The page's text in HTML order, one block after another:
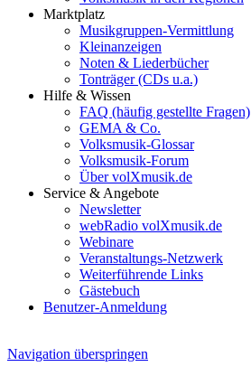
Marktplatz
Musikgruppen-Vermittlung
Kleinanzeigen
Noten & Liederbücher
Tonträger (CDs u.a.)
Hilfe & Wissen
FAQ (häufig gestellte Fragen)
GEMA & Co.
Volksmusik-Glossar
Volksmusik-Forum
Über volXmusik.de
Service & Angebote
Newsletter
webRadio volXmusik.de
Webinare
Veranstaltungs-Netzwerk
Weiterführende Links
Gästebuch
Benutzer-Anmeldung
Navigation überspringen